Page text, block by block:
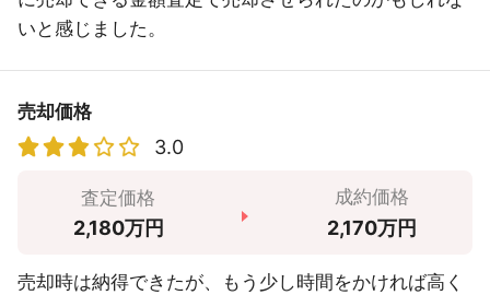
いと感じました。
売却価格
3.0
査定価格
2,180万円
成約価格
2,170万円
売却時は納得できたが、もう少し時間をかければ高く